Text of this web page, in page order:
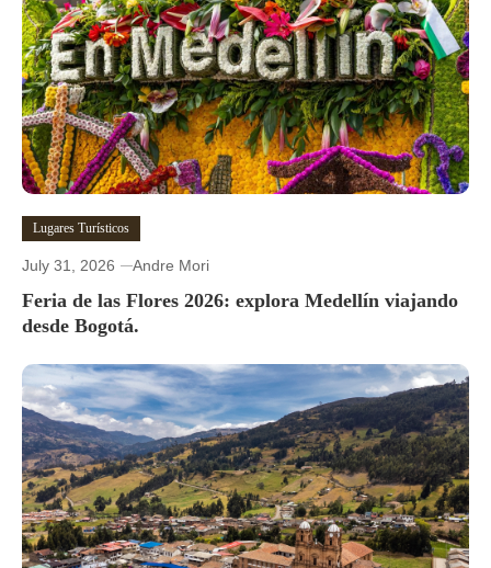
Lugares Turísticos
July 31, 2026 Andre Mori
Feria de las Flores 2026: explora Medellín viajando
desde Bogotá.